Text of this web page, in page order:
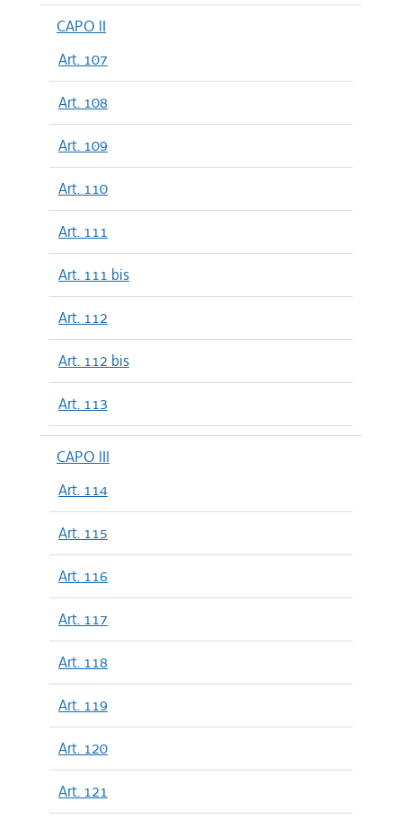
CAPO II
Art. 107
Art. 108
Art. 109
Art. 110
Art. 111
Art. 111 bis
Art. 112
Art. 112 bis
Art. 113
CAPO III
Art. 114
Art. 115
Art. 116
Art. 117
Art. 118
Art. 119
Art. 120
Art. 121